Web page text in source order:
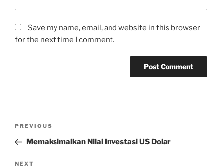
Save my name, email, and website in this browser
for the next time I comment.
Previous
Post
PREVIOUS
Memaksimalkan Nilai Investasi US Dolar
Next
NEXT